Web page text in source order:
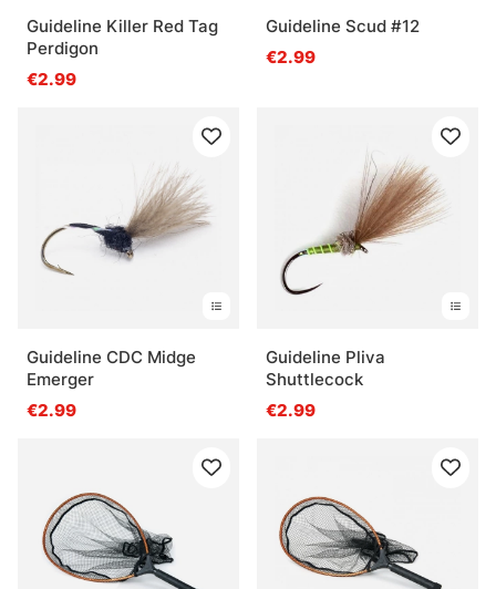
Guideline Killer Red Tag
Perdigon
€2.99
Guideline Scud #12
€2.99
Guideline CDC Midge
Emerger
€2.99
Guideline Pliva
Shuttlecock
€2.99